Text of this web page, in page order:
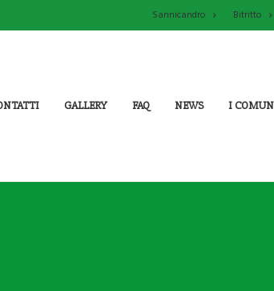
Sannicandro Bitritto
GALLERY FAQ NEWS I